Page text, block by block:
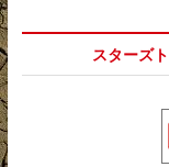
シ
スターズ